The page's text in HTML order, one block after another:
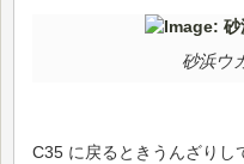
砂浜ウ
C35 に戻るときうんざりし